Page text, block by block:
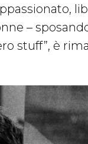
–
stuff”, è